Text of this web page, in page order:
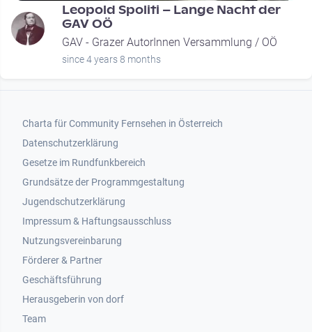
Leopold Spoliti – Lange Nacht der
GAV OÖ
GAV - Grazer AutorInnen Versammlung / OÖ
since 4 years 8 months
Footer 1
Charta für Community Fernsehen in Österreich
Datenschutzerklärung
Gesetze im Rundfunkbereich
Grundsätze der Programmgestaltung
Jugendschutzerklärung
Impressum & Haftungsausschluss
Nutzungsvereinbarung
Footer 2
Förderer & Partner
Geschäftsführung
Herausgeberin von dorf
Team